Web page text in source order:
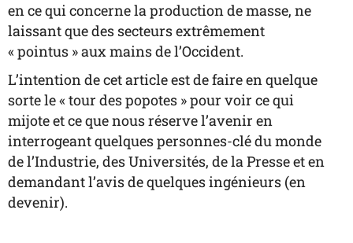
en ce qui concerne la production de masse, ne
laissant que des secteurs extrêmement
« pointus » aux mains de l’Occident.
L’intention de cet article est de faire en quelque
sorte le « tour des popotes » pour voir ce qui
mijote et ce que nous réserve l’avenir en
interrogeant quelques personnes-clé du monde
de l’Industrie, des Universités, de la Presse et en
demandant l’avis de quelques ingénieurs (en
devenir).